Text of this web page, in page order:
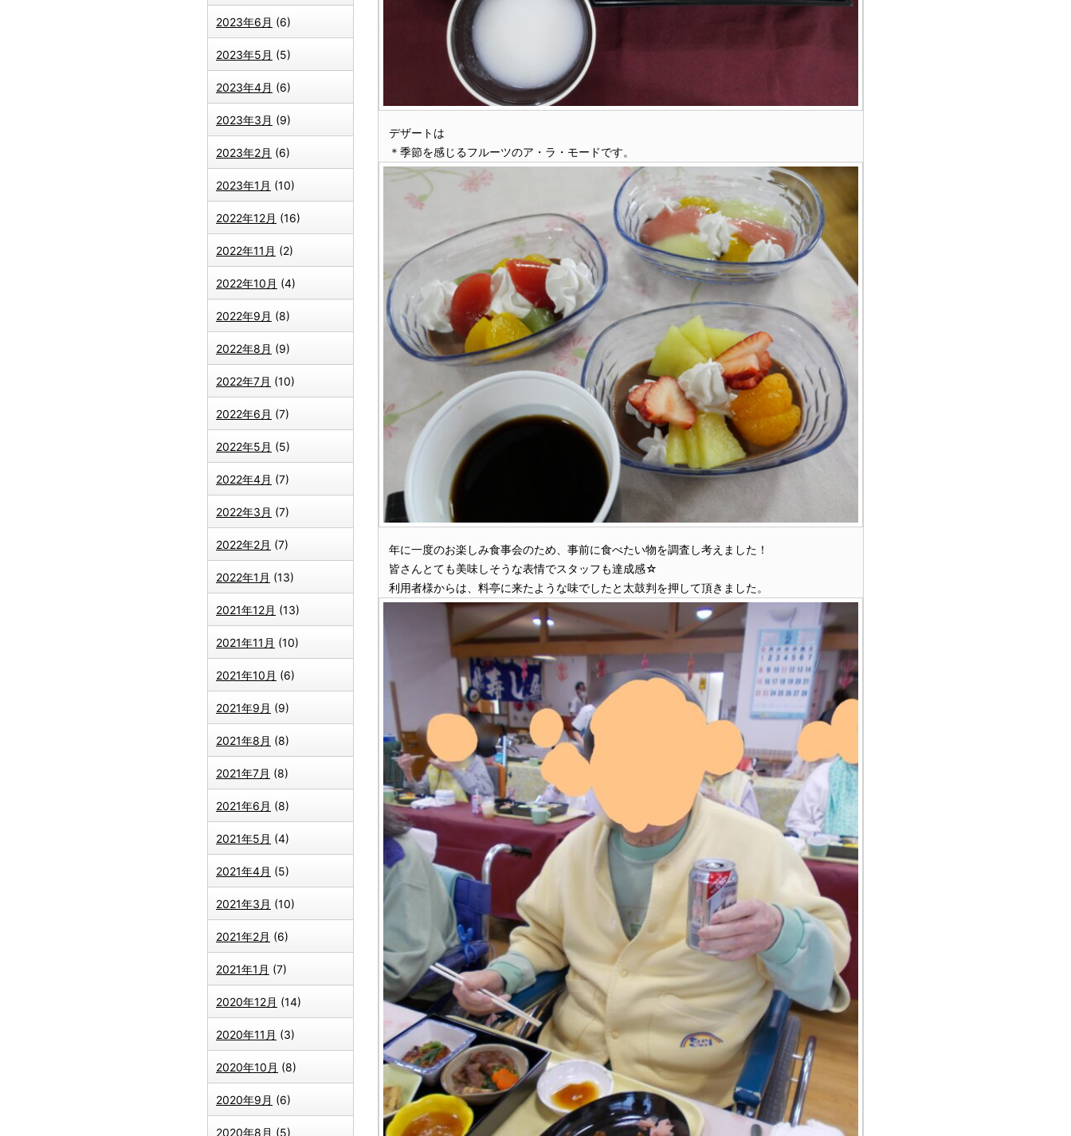
2023年6月 (6)
2023年5月 (5)
2023年4月 (6)
2023年3月 (9)
2023年2月 (6)
2023年1月 (10)
2022年12月 (16)
2022年11月 (2)
2022年10月 (4)
2022年9月 (8)
2022年8月 (9)
2022年7月 (10)
2022年6月 (7)
2022年5月 (5)
2022年4月 (7)
2022年3月 (7)
2022年2月 (7)
2022年1月 (13)
2021年12月 (13)
2021年11月 (10)
2021年10月 (6)
2021年9月 (9)
2021年8月 (8)
2021年7月 (8)
2021年6月 (8)
2021年5月 (4)
2021年4月 (5)
2021年3月 (10)
2021年2月 (6)
2021年1月 (7)
2020年12月 (14)
2020年11月 (3)
2020年10月 (8)
2020年9月 (6)
2020年8月 (5)
デザートは
＊季節を感じるフルーツのア・ラ・モードです。
年に一度のお楽しみ食事会のため、事前に食べたい物を調査し考えました！
皆さんとても美味しそうな表情でスタッフも達成感☆
利用者様からは、料亭に来たような味でしたと太鼓判を押して頂きました。